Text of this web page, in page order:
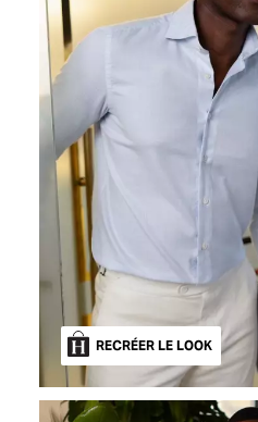
RECRÉER LE LOOK